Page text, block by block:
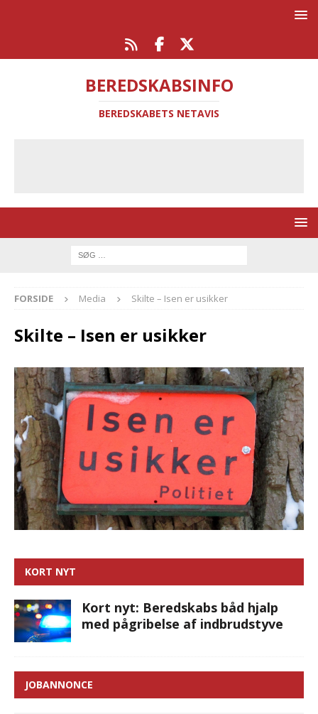
BEREDSKABSINFO
BEREDSKABETS NETAVIS
FORSIDE Media Skilte – Isen er usikker
Skilte – Isen er usikker
KORT NYT
Kort nyt: Beredskabs båd hjalp
med pågribelse af indbrudstyve
JOBANNONCE